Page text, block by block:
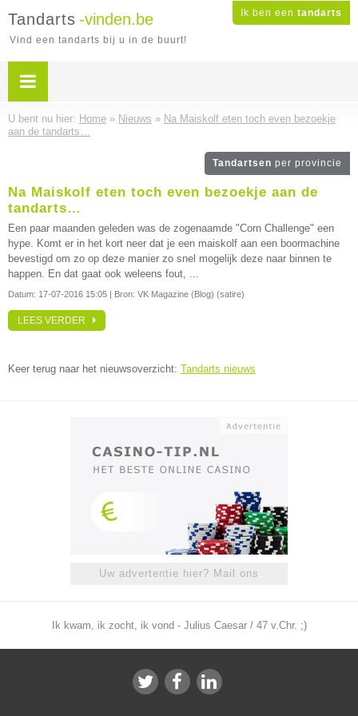
Ik ben een tandarts
Tandarts -vinden.be
Vind een tandarts bij u in de buurt!
U bent nu hier: Home » Nieuws » Na Maiskolf eten toch even bezoekje
aan de tandarts…
Tandartsen per provincie
Na Maiskolf eten toch even bezoekje aan de
tandarts…
Een paar maanden geleden was de zogenaamde "Corn Challenge" een
hype. Komt er in het kort neer dat je een maiskolf aan een boormachine
bevestigd om zo op deze manier zo snel mogelijk deze naar binnen te
happen. En dat gaat ook weleens fout, ...
Datum: 17-07-2016 15:05 | Bron: VK Magazine (Blog) (satire)
LEES VERDER
Keer terug naar het nieuwsoverzicht: Tandarts nieuws
Uw advertentie hier? Mail ons
Ik kwam, ik zocht, ik vond - Julius Caesar / 47 v.Chr. ;)